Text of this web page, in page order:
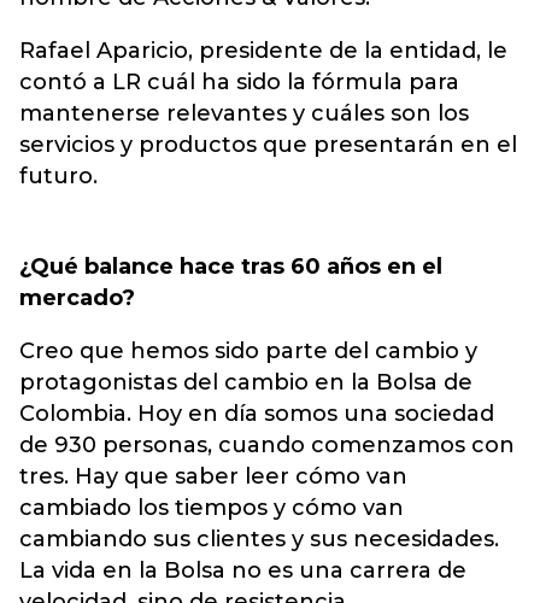
Rafael Aparicio, presidente de la entidad, le
contó a LR cuál ha sido la fórmula para
mantenerse relevantes y cuáles son los
servicios y productos que presentarán en el
futuro.
¿Qué balance hace tras 60 años en el
mercado?
Creo que hemos sido parte del cambio y
protagonistas del cambio en la Bolsa de
Colombia. Hoy en día somos una sociedad
de 930 personas, cuando comenzamos con
tres. Hay que saber leer cómo van
cambiado los tiempos y cómo van
cambiando sus clientes y sus necesidades.
La vida en la Bolsa no es una carrera de